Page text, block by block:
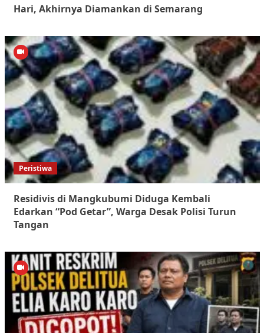
Hari, Akhirnya Diamankan di Semarang
Peristiwa
Residivis di Mangkubumi Diduga Kembali
Edarkan “Pod Getar”, Warga Desak Polisi Turun
Tangan